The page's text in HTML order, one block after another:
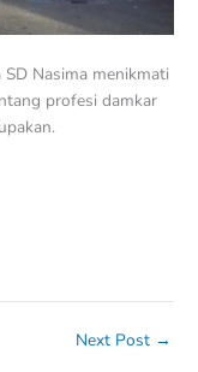
Nasima menikmati
profesi damkar
Next Post →